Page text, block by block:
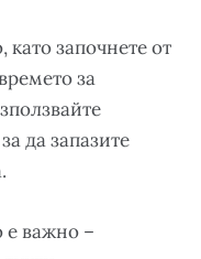
започнете от
за
да запазите
е важно –